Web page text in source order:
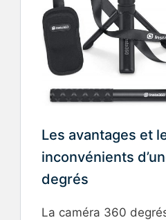
Les avantages et
inconvénients
degrés
La caméra 360